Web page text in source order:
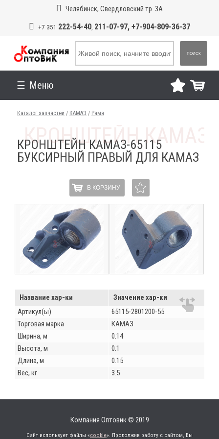
Челябинск, Свердловский тр. 3А
+7 351 222-54-40, 211-07-97, +7-904-809-36-37
ПОИСК
Меню
Каталог запчастей / КАМАЗ / Рама
КРОНШТЕЙН КАМАЗ-65115
БУКСИРНЫЙ ПРАВЫЙ ДЛЯ КАМАЗ
В КОРЗИНУ
Название хар-ки
Значение хар-ки
Артикул(ы)
65115-2801200-55
Торговая марка
КАМАЗ
Ширина, м
0.14
Высота, м
0.1
Длина, м
0.15
Вес, кг
3.5
Компания Оптовик © 2019
Сайт использует файлы «cookie». Продолжив работу с сайтом, Вы